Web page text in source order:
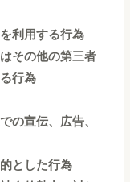
利用する行為
その他の第三者
行為
の宣伝、広告、
とした行為